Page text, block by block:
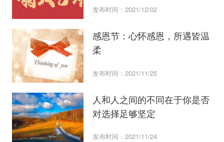
发布时间：2021/12/02
感恩节：心怀感恩，所遇皆温
柔
发布时间：2021/11/25
人和人之间的不同在于你是否
对选择足够坚定
发布时间：2021/11/24